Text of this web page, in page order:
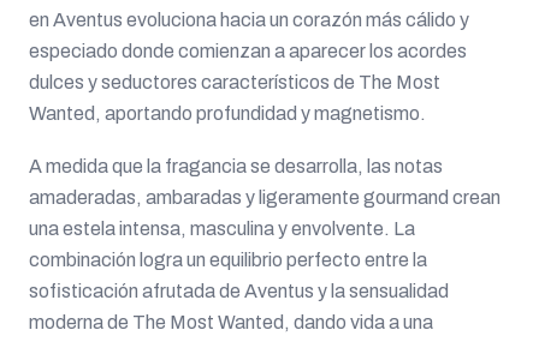
en Aventus evoluciona hacia un corazón más cálido y
especiado donde comienzan a aparecer los acordes
dulces y seductores característicos de The Most
Wanted, aportando profundidad y magnetismo.
A medida que la fragancia se desarrolla, las notas
amaderadas, ambaradas y ligeramente gourmand crean
una estela intensa, masculina y envolvente. La
combinación logra un equilibrio perfecto entre la
sofisticación afrutada de Aventus y la sensualidad
moderna de The Most Wanted, dando vida a una